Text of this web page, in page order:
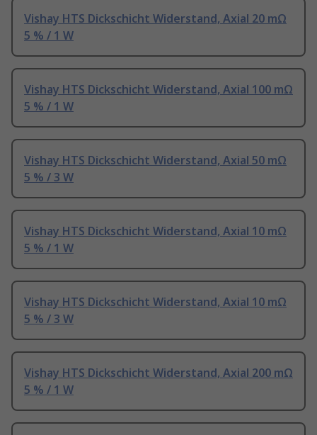
Vishay HTS Dickschicht Widerstand, Axial 20 mΩ
5 % / 1 W
Vishay HTS Dickschicht Widerstand, Axial 100 mΩ
5 % / 1 W
Vishay HTS Dickschicht Widerstand, Axial 50 mΩ
5 % / 3 W
Vishay HTS Dickschicht Widerstand, Axial 10 mΩ
5 % / 1 W
Vishay HTS Dickschicht Widerstand, Axial 10 mΩ
5 % / 3 W
Vishay HTS Dickschicht Widerstand, Axial 200 mΩ
5 % / 1 W